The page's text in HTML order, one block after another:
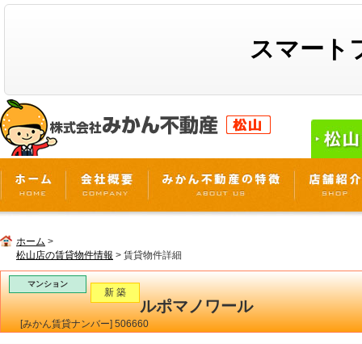
スマート
ホーム >
松山店の賃貸物件情報 > 賃貸物件詳細
マンション
新 築
ルポマノワール
[みかん賃貸ナンバー] 506660